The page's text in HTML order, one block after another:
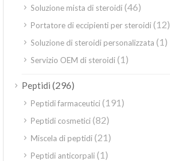
Soluzione mista di steroidi(46)
Portatore di eccipienti per steroidi(12)
Soluzione di steroidi personalizzata (1)
Servizio OEM di steroidi(1)
Peptidi (296)
Peptidi farmaceutici(191)
Peptidi cosmetici(82)
Miscela di peptidi(21)
Peptidi anticorpali(1)